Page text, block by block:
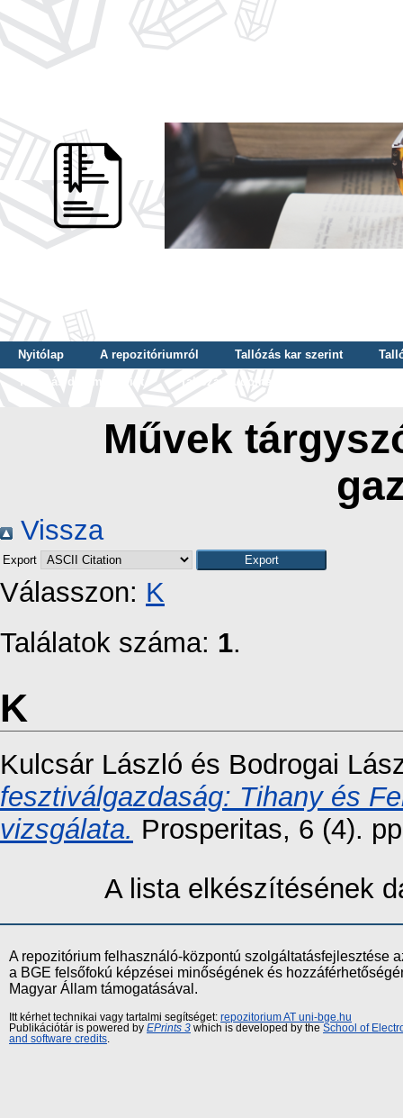
Nyitólap A repozitóriumról Tallózás kar szerint
Tallózás dátum szerint
Tallózás tudományterület szerint
Művek
Vissza
Export
Válasszon: K
Találatok száma: 1.
K
Kulcsár László és Bodrogai
fesztiválgazdaság: Tihany és
vizsgálata. Prosperitas, 6 (4).
A lista elkészítésének
A repozitórium felhasználó-központú szolgáltatásfejlesztése
a BGE felsőfokú képzései minőségének és
Magyar Állam támogatásával.
Itt kérhet technikai vagy tartalmi segítséget: repozitorium AT uni-bge.hu
Publikációtár is powered by EPrints 3 which is developed by the School of
and software credits